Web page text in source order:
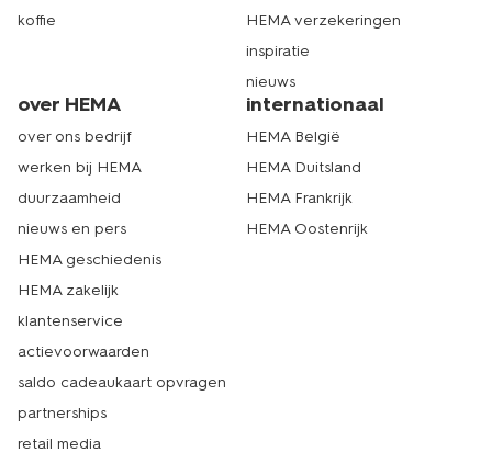
koffie
HEMA verzekeringen
inspiratie
nieuws
over HEMA
over ons bedrijf
werken bij HEMA
duurzaamheid
nieuws en pers
HEMA geschiedenis
HEMA zakelijk
klantenservice
actievoorwaarden
saldo cadeaukaart opvragen
partnerships
retail media
internationaal
HEMA België
HEMA Duitsland
HEMA Frankrijk
HEMA Oostenrijk